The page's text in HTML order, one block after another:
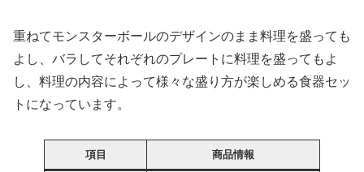
重ねてモンスターボールのデザインのまま料理を盛っても
よし、バラしてそれぞれのプレートに料理を盛ってもよ
し、料理の内容によって様々な盛り方が楽しめる食器セッ
トになっています。
項目 商品情報